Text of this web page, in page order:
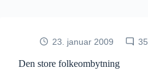
23. januar 2009 35
Den store folkeombytning